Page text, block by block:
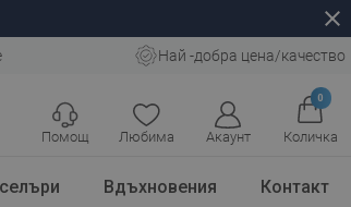
close
Най -добра цена/качество
Любима Акаунт
0
Количка
Помощ
Вдъхновения Контакт